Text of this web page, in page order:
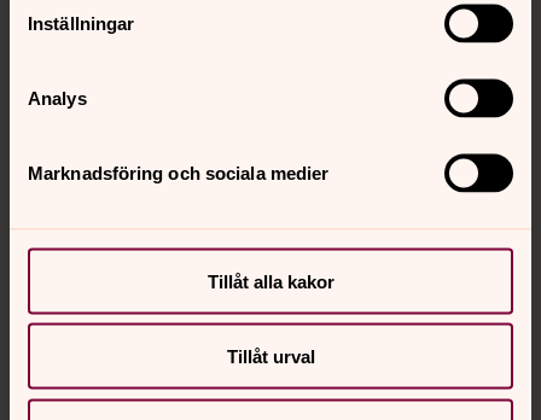
Inställningar
Analys
Marknadsföring och sociala medier
Tillåt alla kakor
Tillåt urval
Hitta snabbt
Sociala kanaler